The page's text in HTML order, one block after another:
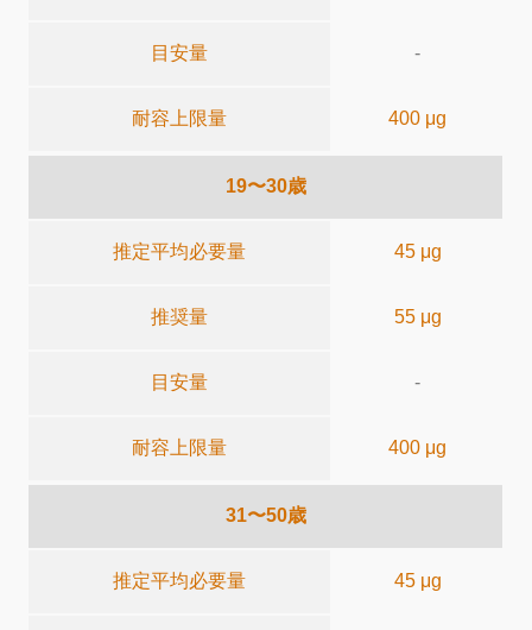
目安量 -
耐容上限量 400 μg
19〜30歳
推定平均必要量 45 μg
推奨量 55 μg
目安量 -
耐容上限量 400 μg
31〜50歳
推定平均必要量 45 μg